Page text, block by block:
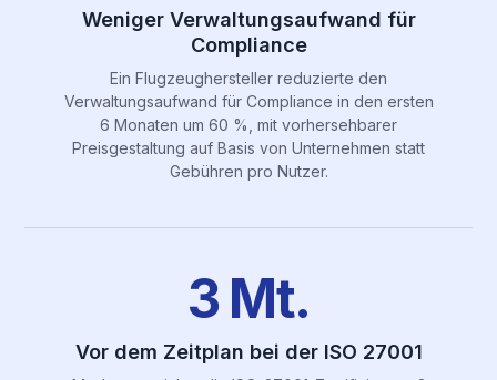
Weniger Verwaltungsaufwand für
Compliance
Ein Flugzeughersteller reduzierte den
Verwaltungsaufwand für Compliance in den ersten
6 Monaten um 60 %, mit vorhersehbarer
Preisgestaltung auf Basis von Unternehmen statt
Gebühren pro Nutzer.
3 Mt.
Vor dem Zeitplan bei der ISO 27001